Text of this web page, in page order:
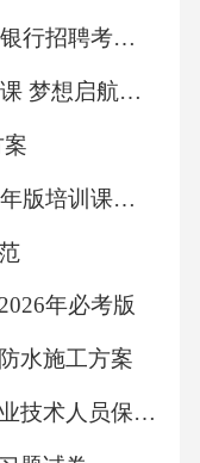
临平
明”引出“光污
2026年银行产品研发内勤银行招聘考试笔试试题（含答案）
2026年秋季高中开学第一课 梦想启航向未来主题班会
基孔肯雅热诊疗方案2026年版培训课件、测试题及参考答案
年必考版
水施工方案
河北省专业技术人员《专业技术人员保密教育》试题及答案